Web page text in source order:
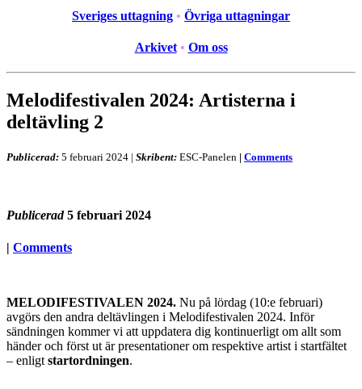
Sveriges uttagning • Övriga uttagningar
Arkivet • Om oss
Melodifestivalen 2024: Artisterna i
deltävling 2
Publicerad: 5 februari 2024 | Skribent: ESC-Panelen | Comments
Publicerad 5 februari 2024
| Comments
MELODIFESTIVALEN 2024. Nu på lördag (10:e februari)
avgörs den andra deltävlingen i Melodifestivalen 2024. Inför
sändningen kommer vi att uppdatera dig kontinuerligt om allt som
händer och först ut är presentationer om respektive artist i startfältet
– enligt startordningen.